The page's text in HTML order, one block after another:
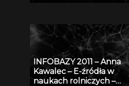
INFOBAZY 2011 – Anna
Kawalec – E-źródła w
naukach rolniczych –